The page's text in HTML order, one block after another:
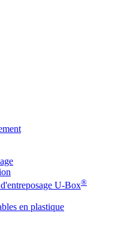
U-Box®
en plastique